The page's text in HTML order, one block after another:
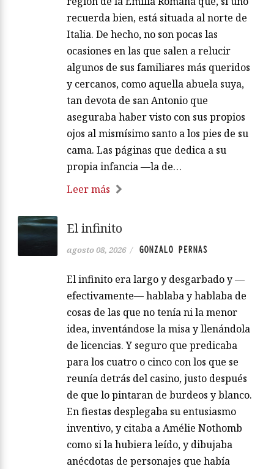
recuerda bien, está situada al norte de
Italia. De hecho, no son pocas las
ocasiones en las que salen a relucir
algunos de sus familiares más queridos
y cercanos, como aquella abuela suya,
tan devota de san Antonio que
aseguraba haber visto con sus propios
ojos al mismísimo santo a los pies de su
cama. Las páginas que dedica a su
propia infancia —la de…
Leer más
El infinito
agosto 08, 2026 / GONZALO PERNAS
El infinito era largo y desgarbado y —
efectivamente— hablaba y hablaba de
cosas de las que no tenía ni la menor
idea, inventándose la misa y llenándola
de licencias. Y seguro que predicaba
para los cuatro o cinco con los que se
reunía detrás del casino, justo después
de que lo pintaran de burdeos y blanco.
En fiestas desplegaba su entusiasmo
inventivo, y citaba a Amélie Nothomb
como si la hubiera leído, y dibujaba
anécdotas de personajes que había